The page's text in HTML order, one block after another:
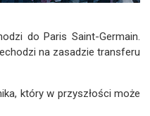
do Paris Saint-Germain.
na zasadzie transferu
który w przyszłości może